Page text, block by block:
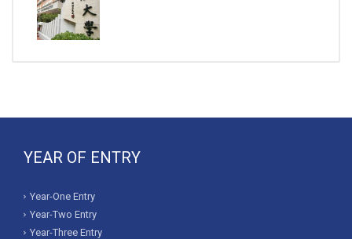
YEAR OF ENTRY
Year-One Entry
Year-Two Entry
Year-Three Entry